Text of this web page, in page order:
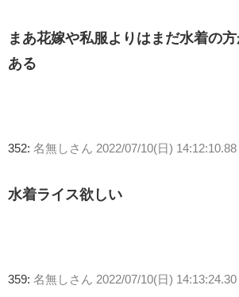
まあ花嫁や私服よりはまだ水着の
ある
352: 名無しさん 2022/07/10(日)
水着ライス欲しい
359: 名無しさん 2022/07/10(日)